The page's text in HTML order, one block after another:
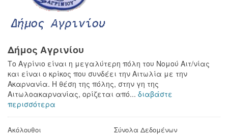
Δήμος Αγρινίου
Το Αγρίνιο είναι η μεγαλύτερη πόλη του Νομού Αιτ/νίας
και είναι ο κρίκος που συνδέει την Αιτωλία με την
Ακαρνανία. Η θέση της πόλης, στην γη της
Αιτωλοακαρνανίας, ορίζεται από... διαβάστε
περισσότερα
Ακόλουθοι Σύνολα Δεδομένων